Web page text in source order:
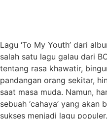
Lagu ‘To My Youth’ dari
salah satu lagu galau dari
tentang rasa khawatir,
pandangan orang sekitar,
saat masa muda. Namun,
sebuah ‘cahaya’ yang akan
sukses menjadi lagu populer.